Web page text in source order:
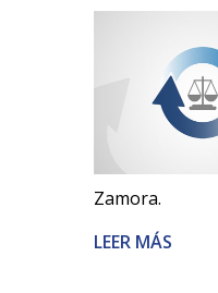
Zamora.
LEER MÁS